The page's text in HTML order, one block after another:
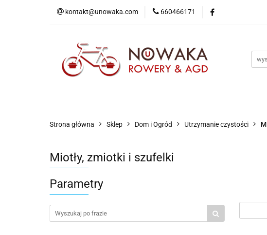
kontakt@unowaka.com 660466171
Strona główna Sklep Dom i Ogród Utrzymanie czystości
Miotły, zmiotki i szufelki
Parametry